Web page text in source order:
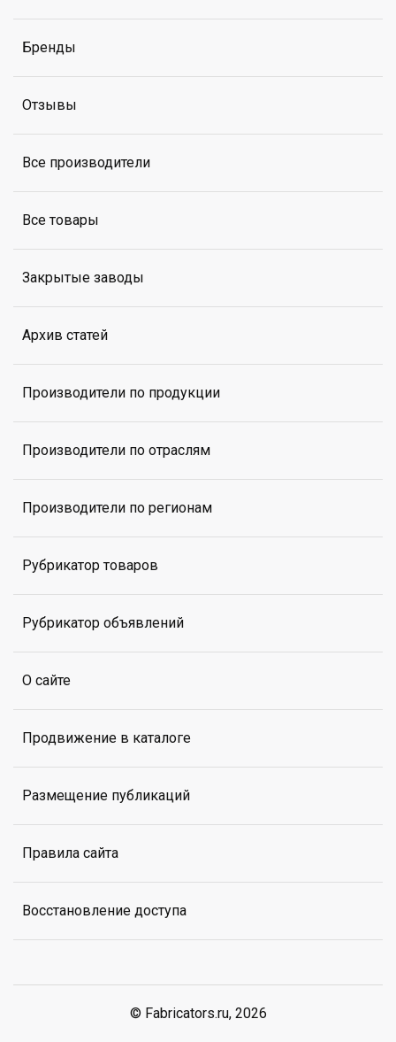
Бренды
Отзывы
Все производители
Все товары
Закрытые заводы
Архив статей
Производители по продукции
Производители по отраслям
Производители по регионам
Рубрикатор товаров
Рубрикатор объявлений
О сайте
Продвижение в каталоге
Размещение публикаций
Правила сайта
Восстановление доступа
© Fabricators.ru, 2026